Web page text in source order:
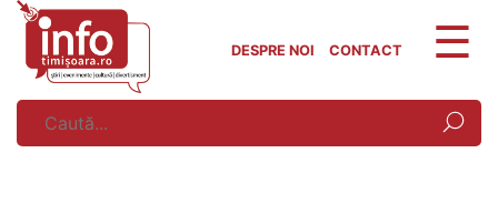
Skip
content
DESPRE NOI CONTACT